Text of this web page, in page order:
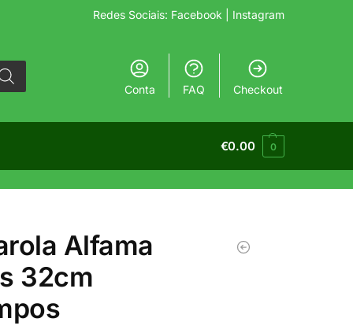
Redes Sociais: Facebook | Instagram
Conta FAQ Checkout
€0.00 0
Alfama
32cm